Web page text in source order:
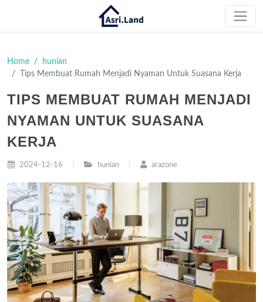
Home
hunian
Tips Membuat Rumah Menjadi Nyaman Untuk Suasana Kerja
TIPS MEMBUAT RUMAH MENJADI
NYAMAN UNTUK SUASANA
KERJA
2024-12-16 hunian arazone